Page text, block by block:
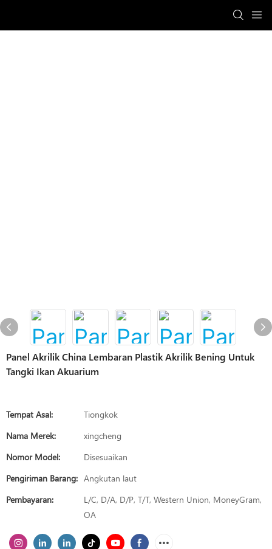
Panel Akrilik China Lembaran Plastik Akrilik Bening Untuk
Tangki Ikan Akuarium
Tempat Asal:
Tiongkok
Nama Merek:
xingcheng
Nomor Model:
Disesuaikan
Pengiriman Barang: Angkutan laut
Pembayaran:
L/C, D/A, D/P, T/T, Western Union, MoneyGram,
OA